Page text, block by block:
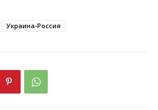
Украина-Россия